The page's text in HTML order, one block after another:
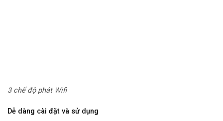
3 chế độ phát Wifi
Dễ dàng cài đặt và sử dụng